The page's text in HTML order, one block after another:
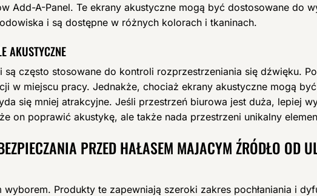
Add-A-Panel. Te ekrany akustyczne mogą być dostosowane do
i są dostępne w różnych kolorach i tkaninach.
AKUSTYCZNE
są często stosowane do kontroli rozprzestrzeniania się dźwięku.
w miejscu pracy. Jednakże, chociaż ekrany akustyczne mogą
się mniej atrakcyjne. Jeśli przestrzeń biurowa jest duża, lepiej
on poprawić akustykę, ale także nada przestrzeni unikalny
PRZED HAŁASEM MAJACYM ŹRÓDŁO OD
Produkty te zapewniają szeroki zakres pochłaniania i